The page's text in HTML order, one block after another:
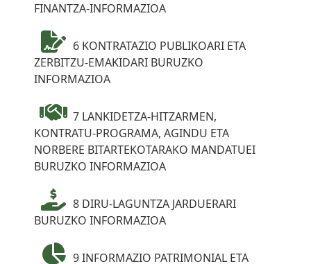
FINANTZA-INFORMAZIOA
6 KONTRATAZIO PUBLIKOARI ETA
ZERBITZU-EMAKIDARI BURUZKO
INFORMAZIOA
7 LANKIDETZA-HITZARMEN,
KONTRATU-PROGRAMA, AGINDU ETA
NORBERE BITARTEKOTARAKO MANDATUEI
BURUZKO INFORMAZIOA
8 DIRU-LAGUNTZA JARDUERARI
BURUZKO INFORMAZIOA
9 INFORMAZIO PATRIMONIAL ETA